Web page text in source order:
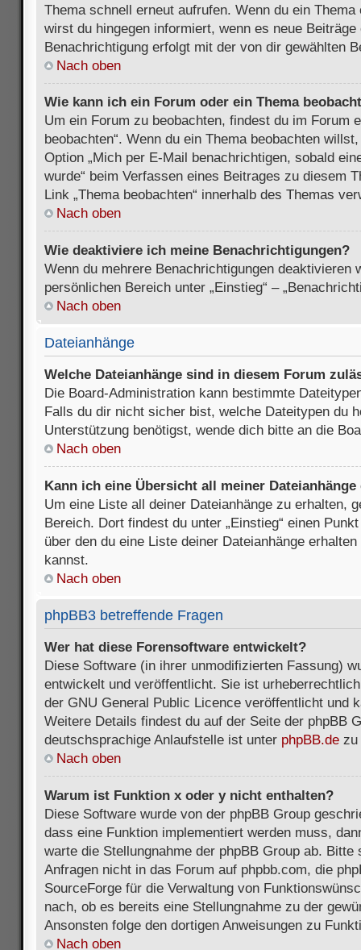
Thema schnell erneut aufrufen. Wenn du ein
wirst du hingegen informiert, wenn es neue
Benachrichtigung erfolgt mit der von dir gewählten
Nach oben
Wie kann ich ein Forum oder ein Thema
Um ein Forum zu beobachten, findest du im Forum
beobachten“. Wenn du ein Thema beobachten
Option „Mich per E-Mail benachrichtigen, sobald
wurde“ beim Verfassen eines Beitrages zu diesem
Link „Thema beobachten“ innerhalb des Themas
Nach oben
Wie deaktiviere ich meine Benachrichtigungen?
Wenn du mehrere Benachrichtigungen deaktivieren
persönlichen Bereich unter „Einstieg“ –
Nach oben
Dateianhänge
Welche Dateianhänge sind in diesem Forum
Die Board-Administration kann bestimmte
Falls du dir nicht sicher bist, welche Dateitypen du
Unterstützung benötigst, wende dich bitte an die
Nach oben
Kann ich eine Übersicht all meiner Dateianhänge
Um eine Liste all deiner Dateianhänge zu erhalten,
Bereich. Dort findest du unter „Einstieg“ einen
über den du eine Liste deiner Dateianhänge
kannst.
Nach oben
phpBB3 betreffende Fragen
Wer hat diese Forensoftware entwickelt?
Diese Software (in ihrer unmodifizierten Fassung)
entwickelt und veröffentlicht. Sie ist
der GNU General Public Licence veröffentlicht und
Weitere Details findest du auf der Seite der phpBB
deutschsprachige Anlaufstelle ist unter phpBB.de zu
Nach oben
Warum ist Funktion x oder y nicht enthalten?
Diese Software wurde von der phpBB Group
dass eine Funktion implementiert werden muss,
warte die Stellungnahme der phpBB Group ab. Bitte
Anfragen nicht in das Forum auf phpbb.com, die
SourceForge für die Verwaltung von
nach, ob es bereits eine Stellungnahme zu der
Ansonsten folge den dortigen Anweisungen zu
Nach oben